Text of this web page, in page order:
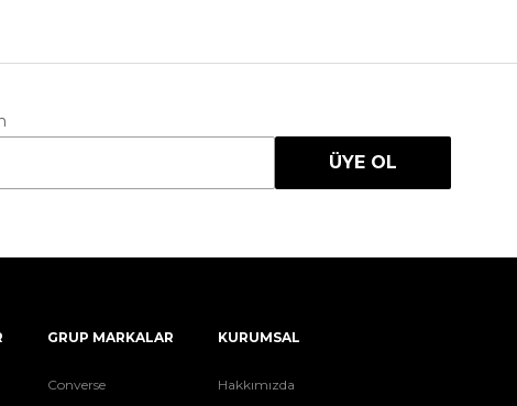
ÜYE OL
GRUP MARKALAR
Converse
KURUMSAL
Hakkımızda